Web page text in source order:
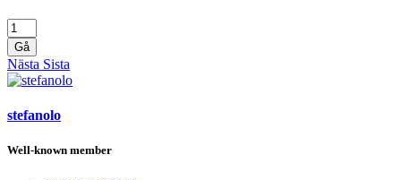
Gå
Nästa Sista
stefanolo
Well-known member